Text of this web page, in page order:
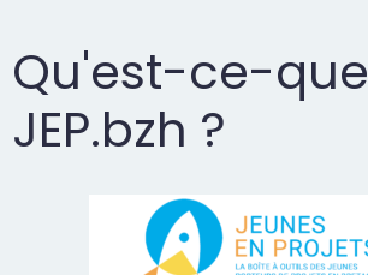
Qu'est-ce-que
JEP.bzh ?